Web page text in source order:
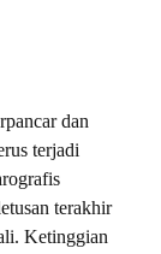
dan
terjadi
terakhir
Ketinggian